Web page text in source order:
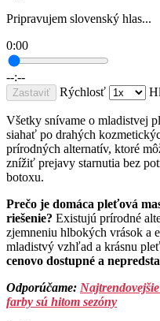
Pripravujem slovenský hlas...
0:00
--:--
Zastaviť Rýchlosť
Všetky snívame o mladistvej
siahať po drahých
prírodných alternatív, ktoré
znížiť prejavy starnutia bez
botoxu.
Prečo je domáca pleťová
riešenie? Existujú prírodné
zjemneniu hlbokých vrások a
mladistvý vzhľad a krásnu
cenovo dostupné a
Odporúčame:
farby sú hitom sezóny